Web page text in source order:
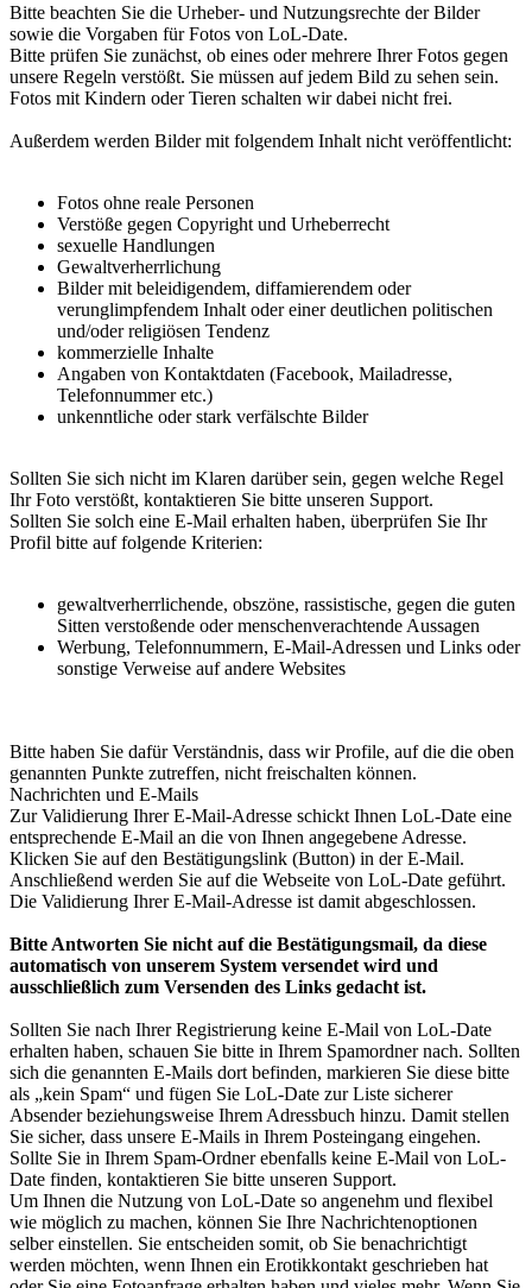
Bitte beachten Sie die Urheber- und Nutzungsrechte der Bilder
sowie die Vorgaben für Fotos von LoL-Date.
Bitte prüfen Sie zunächst, ob eines oder mehrere Ihrer Fotos gegen
unsere Regeln verstößt. Sie müssen auf jedem Bild zu sehen sein.
Fotos mit Kindern oder Tieren schalten wir dabei nicht frei.
Außerdem werden Bilder mit folgendem Inhalt nicht veröffentlicht:
Fotos ohne reale Personen
Verstöße gegen Copyright und Urheberrecht
sexuelle Handlungen
Gewaltverherrlichung
Bilder mit beleidigendem, diffamierendem oder
verunglimpfendem Inhalt oder einer deutlichen politischen
und/oder religiösen Tendenz
kommerzielle Inhalte
Angaben von Kontaktdaten (Facebook, Mailadresse,
Telefonnummer etc.)
unkenntliche oder stark verfälschte Bilder
Sollten Sie sich nicht im Klaren darüber sein, gegen welche Regel
Ihr Foto verstößt, kontaktieren Sie bitte unseren Support.
Sollten Sie solch eine E-Mail erhalten haben, überprüfen Sie Ihr
Profil bitte auf folgende Kriterien:
gewaltverherrlichende, obszöne, rassistische, gegen die guten
Sitten verstoßende oder menschenverachtende Aussagen
Werbung, Telefonnummern, E-Mail-Adressen und Links oder
sonstige Verweise auf andere Websites
Bitte haben Sie dafür Verständnis, dass wir Profile, auf die die oben
genannten Punkte zutreffen, nicht freischalten können.
Nachrichten und E-Mails
Zur Validierung Ihrer E-Mail-Adresse schickt Ihnen LoL-Date eine
entsprechende E-Mail an die von Ihnen angegebene Adresse.
Klicken Sie auf den Bestätigungslink (Button) in der E-Mail.
Anschließend werden Sie auf die Webseite von LoL-Date geführt.
Die Validierung Ihrer E-Mail-Adresse ist damit abgeschlossen.
Bitte Antworten Sie nicht auf die Bestätigungsmail, da diese
automatisch von unserem System versendet wird und
ausschließlich zum Versenden des Links gedacht ist.
Sollten Sie nach Ihrer Registrierung keine E-Mail von LoL-Date
erhalten haben, schauen Sie bitte in Ihrem Spamordner nach. Sollten
sich die genannten E-Mails dort befinden, markieren Sie diese bitte
als „kein Spam“ und fügen Sie LoL-Date zur Liste sicherer
Absender beziehungsweise Ihrem Adressbuch hinzu. Damit stellen
Sie sicher, dass unsere E-Mails in Ihrem Posteingang eingehen.
Sollte Sie in Ihrem Spam-Ordner ebenfalls keine E-Mail von LoL-
Date finden, kontaktieren Sie bitte unseren Support.
Um Ihnen die Nutzung von LoL-Date so angenehm und flexibel
wie möglich zu machen, können Sie Ihre Nachrichtenoptionen
selber einstellen. Sie entscheiden somit, ob Sie benachrichtigt
werden möchten, wenn Ihnen ein Erotikkontakt geschrieben hat